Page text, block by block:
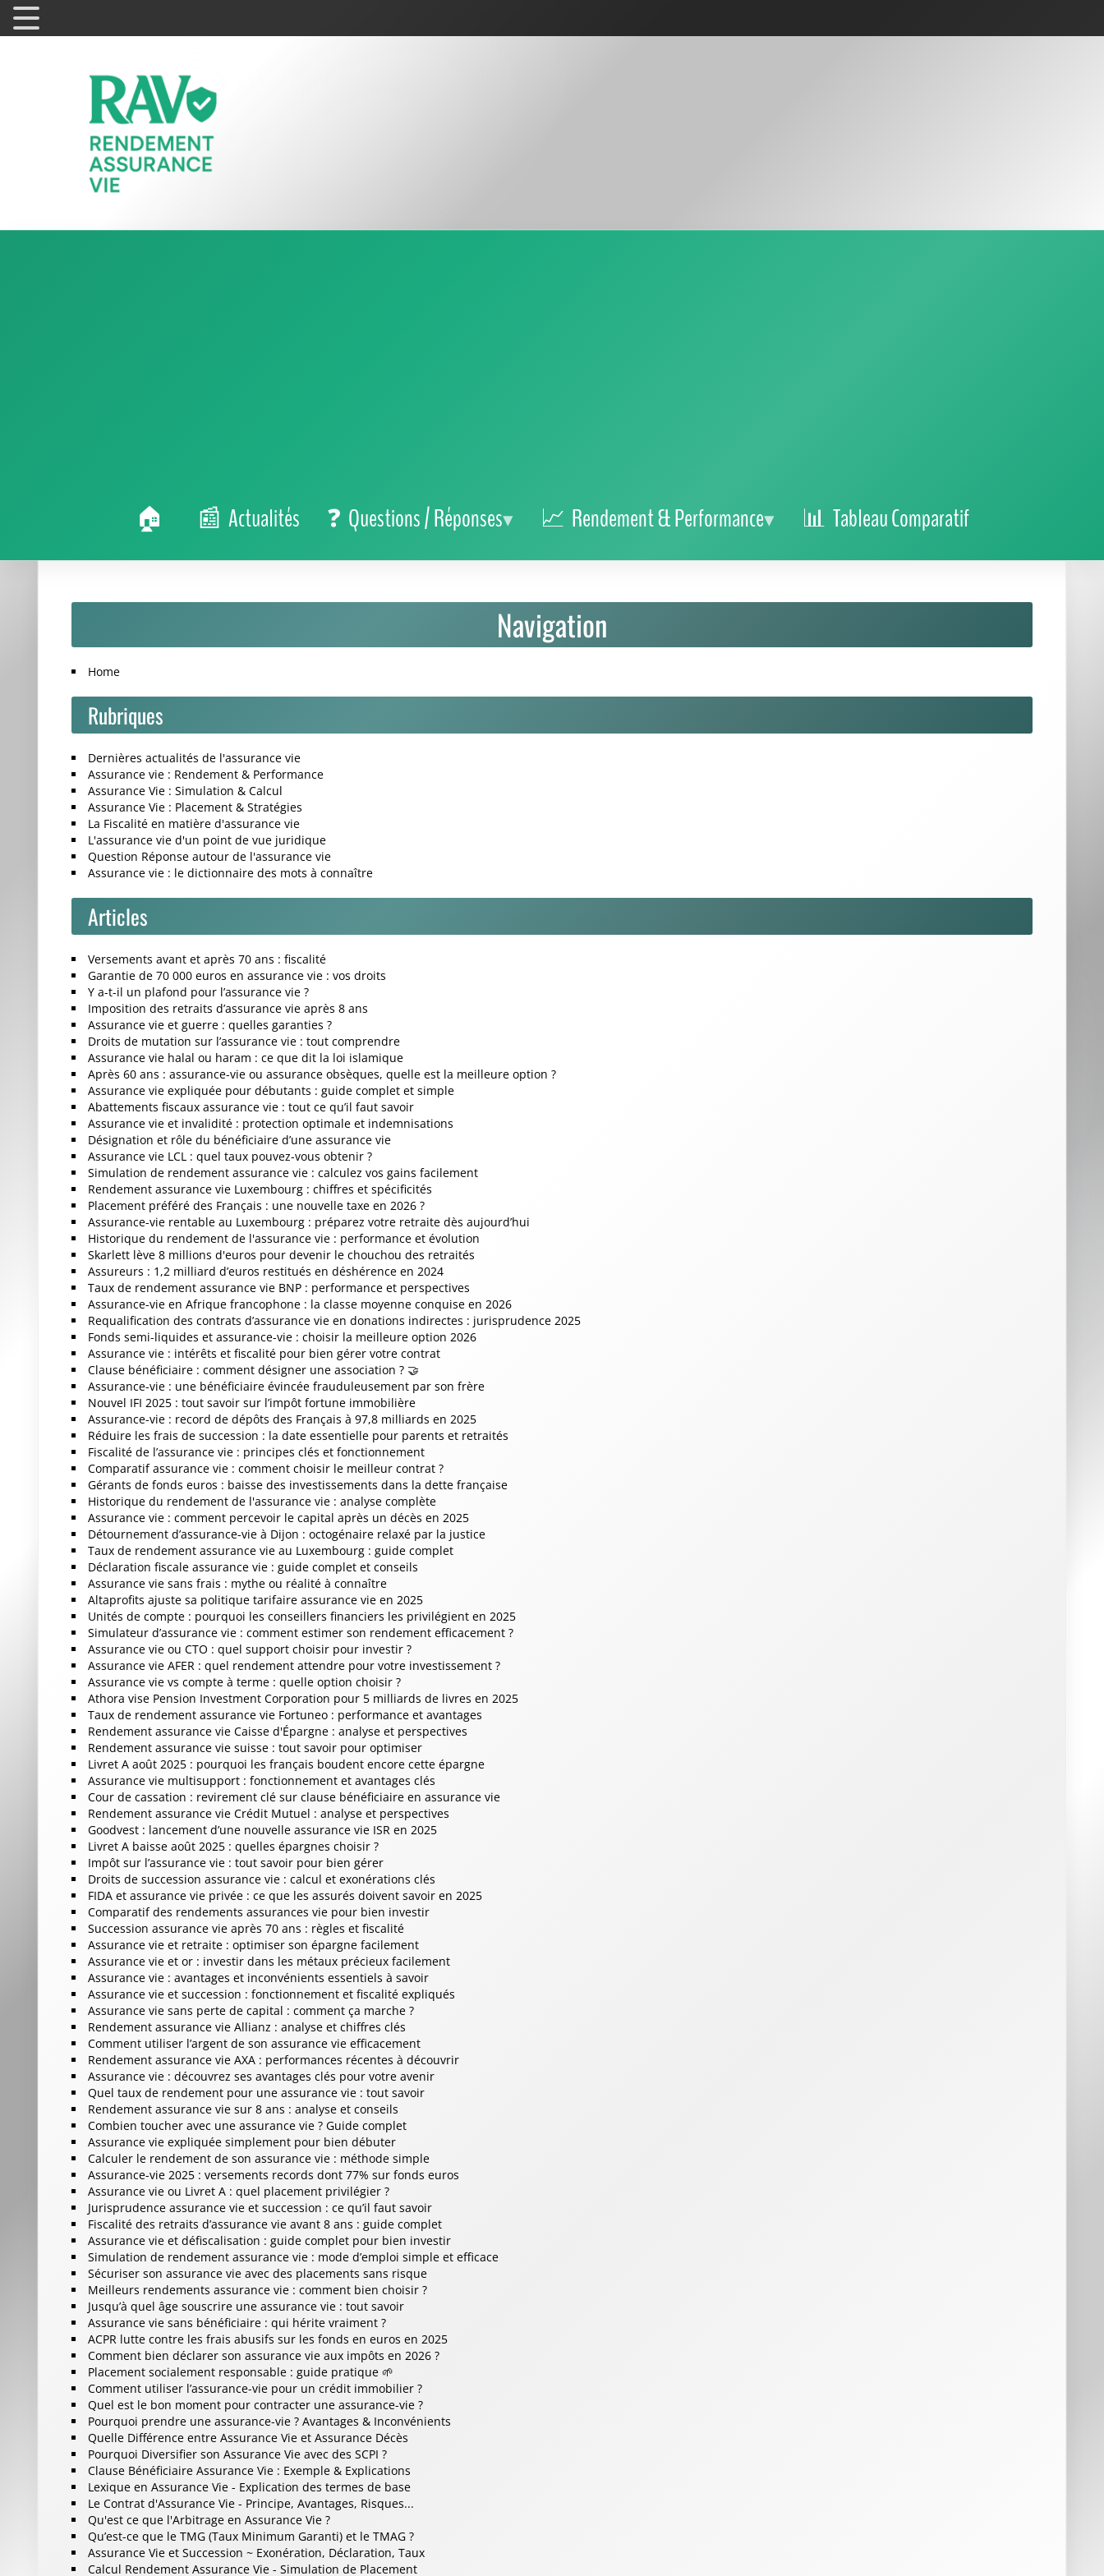
Actualités Questions / Réponses Rendement & Performance Tableau Comparatif
Navigation
Home
Rubriques
Dernières actualités de l'assurance vie
Assurance vie : Rendement & Performance
Assurance Vie : Simulation & Calcul
Assurance Vie : Placement & Stratégies
La Fiscalité en matière d'assurance vie
L'assurance vie d'un point de vue juridique
Question Réponse autour de l'assurance vie
Assurance vie : le dictionnaire des mots à connaître
Articles
Versements avant et après 70 ans : fiscalité
Garantie de 70 000 euros en assurance vie : vos droits
Y a-t-il un plafond pour l’assurance vie ?
Imposition des retraits d’assurance vie après 8 ans
Assurance vie et guerre : quelles garanties ?
Droits de mutation sur l’assurance vie : tout comprendre
Assurance vie halal ou haram : ce que dit la loi islamique
Après 60 ans : assurance-vie ou assurance obsèques, quelle est la meilleure option ?
Assurance vie expliquée pour débutants : guide complet et simple
Abattements fiscaux assurance vie : tout ce qu’il faut savoir
Assurance vie et invalidité : protection optimale et indemnisations
Désignation et rôle du bénéficiaire d’une assurance vie
Assurance vie LCL : quel taux pouvez-vous obtenir ?
Simulation de rendement assurance vie : calculez vos gains facilement
Rendement assurance vie Luxembourg : chiffres et spécificités
Placement préféré des Français : une nouvelle taxe en 2026 ?
Assurance-vie rentable au Luxembourg : préparez votre retraite dès aujourd’hui
Historique du rendement de l'assurance vie : performance et évolution
Skarlett lève 8 millions d'euros pour devenir le chouchou des retraités
Assureurs : 1,2 milliard d’euros restitués en déshérence en 2024
Taux de rendement assurance vie BNP : performance et perspectives
Assurance-vie en Afrique francophone : la classe moyenne conquise en 2026
Requalification des contrats d’assurance vie en donations indirectes : jurisprudence 2025
Fonds semi-liquides et assurance-vie : choisir la meilleure option 2026
Assurance vie : intérêts et fiscalité pour bien gérer votre contrat
Clause bénéficiaire : comment désigner une association ? 🤝
Assurance-vie : une bénéficiaire évincée frauduleusement par son frère
Nouvel IFI 2025 : tout savoir sur l’impôt fortune immobilière
Assurance-vie : record de dépôts des Français à 97,8 milliards en 2025
Réduire les frais de succession : la date essentielle pour parents et retraités
Fiscalité de l’assurance vie : principes clés et fonctionnement
Comparatif assurance vie : comment choisir le meilleur contrat ?
Gérants de fonds euros : baisse des investissements dans la dette française
Historique du rendement de l'assurance vie : analyse complète
Assurance vie : comment percevoir le capital après un décès en 2025
Détournement d’assurance-vie à Dijon : octogénaire relaxé par la justice
Taux de rendement assurance vie au Luxembourg : guide complet
Déclaration fiscale assurance vie : guide complet et conseils
Assurance vie sans frais : mythe ou réalité à connaître
Altaprofits ajuste sa politique tarifaire assurance vie en 2025
Unités de compte : pourquoi les conseillers financiers les privilégient en 2025
Simulateur d’assurance vie : comment estimer son rendement efficacement ?
Assurance vie ou CTO : quel support choisir pour investir ?
Assurance vie AFER : quel rendement attendre pour votre investissement ?
Assurance vie vs compte à terme : quelle option choisir ?
Athora vise Pension Investment Corporation pour 5 milliards de livres en 2025
Taux de rendement assurance vie Fortuneo : performance et avantages
Rendement assurance vie Caisse d'Épargne : analyse et perspectives
Rendement assurance vie suisse : tout savoir pour optimiser
Livret A août 2025 : pourquoi les français boudent encore cette épargne
Assurance vie multisupport : fonctionnement et avantages clés
Cour de cassation : revirement clé sur clause bénéficiaire en assurance vie
Rendement assurance vie Crédit Mutuel : analyse et perspectives
Goodvest : lancement d’une nouvelle assurance vie ISR en 2025
Livret A baisse août 2025 : quelles épargnes choisir ?
Impôt sur l’assurance vie : tout savoir pour bien gérer
Droits de succession assurance vie : calcul et exonérations clés
FIDA et assurance vie privée : ce que les assurés doivent savoir en 2025
Comparatif des rendements assurances vie pour bien investir
Succession assurance vie après 70 ans : règles et fiscalité
Assurance vie et retraite : optimiser son épargne facilement
Assurance vie et or : investir dans les métaux précieux facilement
Assurance vie : avantages et inconvénients essentiels à savoir
Assurance vie et succession : fonctionnement et fiscalité expliqués
Assurance vie sans perte de capital : comment ça marche ?
Rendement assurance vie Allianz : analyse et chiffres clés
Comment utiliser l’argent de son assurance vie efficacement
Rendement assurance vie AXA : performances récentes à découvrir
Assurance vie : découvrez ses avantages clés pour votre avenir
Quel taux de rendement pour une assurance vie : tout savoir
Rendement assurance vie sur 8 ans : analyse et conseils
Combien toucher avec une assurance vie ? Guide complet
Assurance vie expliquée simplement pour bien débuter
Calculer le rendement de son assurance vie : méthode simple
Assurance-vie 2025 : versements records dont 77% sur fonds euros
Assurance vie ou Livret A : quel placement privilégier ?
Jurisprudence assurance vie et succession : ce qu’il faut savoir
Fiscalité des retraits d’assurance vie avant 8 ans : guide complet
Assurance vie et défiscalisation : guide complet pour bien investir
Simulation de rendement assurance vie : mode d’emploi simple et efficace
Sécuriser son assurance vie avec des placements sans risque
Meilleurs rendements assurance vie : comment bien choisir ?
Jusqu’à quel âge souscrire une assurance vie : tout savoir
Assurance vie sans bénéficiaire : qui hérite vraiment ?
ACPR lutte contre les frais abusifs sur les fonds en euros en 2025
Comment bien déclarer son assurance vie aux impôts en 2026 ?
Placement socialement responsable : guide pratique 🌱
Comment utiliser l’assurance-vie pour un crédit immobilier ?
Quel est le bon moment pour contracter une assurance-vie ?
Pourquoi prendre une assurance-vie ? Avantages & Inconvénients
Quelle Différence entre Assurance Vie et Assurance Décès
Pourquoi Diversifier son Assurance Vie avec des SCPI ?
Clause Bénéficiaire Assurance Vie : Exemple & Explications
Lexique en Assurance Vie - Explication des termes de base
Le Contrat d'Assurance Vie - Principe, Avantages, Risques...
Qu'est ce que l'Arbitrage en Assurance Vie ?
Qu’est-ce que le TMG (Taux Minimum Garanti) et le TMAG ?
Assurance Vie et Succession ~ Exonération, Déclaration, Taux
Calcul Rendement Assurance Vie - Simulation de Placement